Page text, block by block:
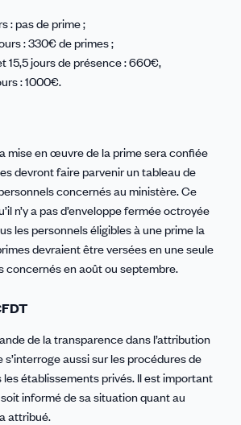
: pas de prime ;
: 330€ de primes ;
15,5 jours de présence : 660€,
: 1000€.
mise en œuvre de la prime sera confiée
devront faire parvenir un tableau de
concernés au ministère. Ce
n’y a pas d’enveloppe fermée octroyée
les personnels éligibles à une prime la
devraient être versées en une seule
concernés en août ou septembre.
de la transparence dans l’attribution
s’interroge aussi sur les procédures de
établissements privés. Il est important
informé de sa situation quant au
attribué.